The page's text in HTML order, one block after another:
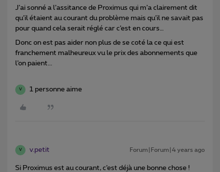
J’ai sonné a l’assitance de Proximus qui m’a clairement dit
qu’il étaient au courant du problème mais qu’il ne savait pas
pour quand cela serait réglé car c’est en cours…
Donc on est pas aider non plus de se coté la ce qui est
franchement malheureux vu le prix des abonnements que
l’on paient...
V 1 personne aime
V v.petit Forum|Forum|4 years ago
Si Proximus est au courant, c’est déjà une bonne chose !